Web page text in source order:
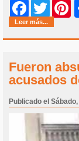
Facebook
Twitter
Leer más...
Fueron
acusados
Publicado el